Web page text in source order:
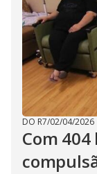
DO R7/02/04/2026
Com